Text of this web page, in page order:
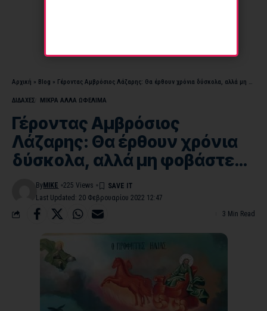
Αρχική » Blog » Γέροντας Αμβρόσιος Λάζαρης: Θα έρθουν χρόνια δύσκολα, αλλά μη φοβάστε…
ΔΙΔΑΧΕΣ ΜΙΚΡΑ ΑΛΛΑ ΩΦΕΛΙΜΑ
Γέροντας Αμβρόσιος
Λάζαρης: Θα έρθουν χρόνια
δύσκολα, αλλά μη φοβάστε…
Last Updated: 20 Φεβρουαρίου 2022 12:47
By MIKE 225 Views
3 Min Read